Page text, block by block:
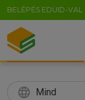
BELÉPÉS EDUID-VAL
language Mind